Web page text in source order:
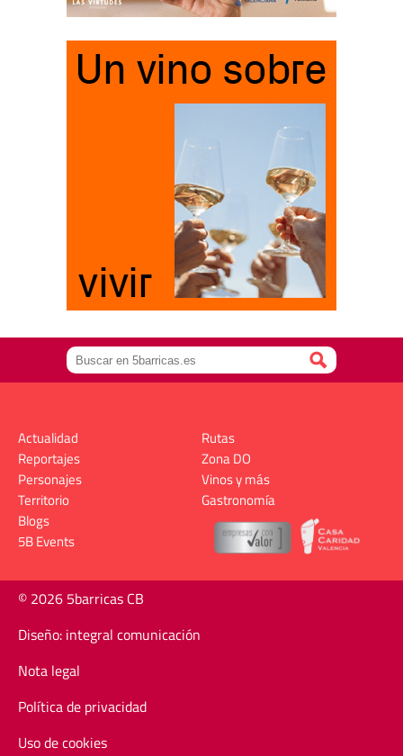
Actualidad
Reportajes
Personajes
Territorio
Rutas
Zona DO
Vinos y más
Gastronomía
Blogs
5B Events
© 2026 5barricas CB
Diseño: integral comunicación
Nota legal
Política de privacidad
Uso de cookies